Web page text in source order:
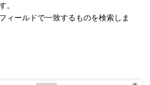
。
ィールドで一致するものを検索しま